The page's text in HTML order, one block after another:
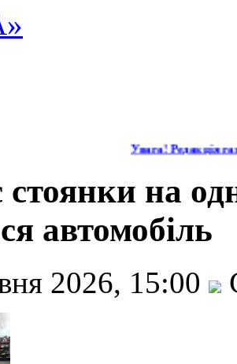
Увага! Редакція
стоянки на
автомобіль
2026, 15:00